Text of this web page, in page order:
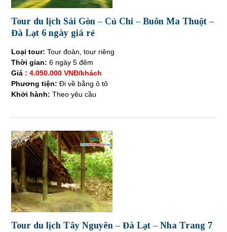
Tour du lịch Sài Gòn – Củ Chi – Buôn Ma Thuột –
Đà Lạt 6 ngày giá rẻ
Loại tour:Tour đoàn, tour riêng
Thời gian:6 ngày 5 đêm
Giá :4.050.000 VNĐ/khách
Phương tiện:Đi về bằng ô tô
Khởi hành:Theo yêu cầu
Tour du lịch Tây Nguyên – Đà Lạt – Nha Trang 7